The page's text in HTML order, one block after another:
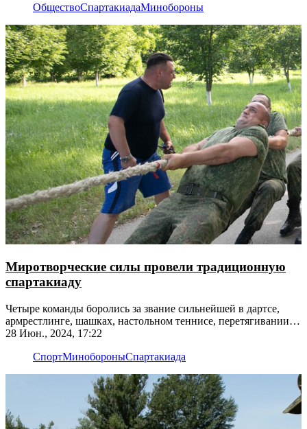
ОбществоСпартакиадаМинобороны
Миротворческие силы провели традиционную
спартакиаду
Четыре команды боролись за звание сильнейшей в дартсе,
армрестлинге, шашках, настольном теннисе, перетягивании
каната
28 Июн., 2024, 17:22
СпортМинобороныСпартакиада